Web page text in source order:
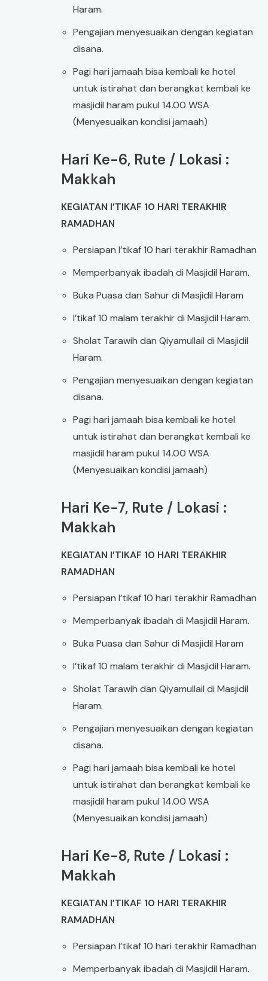
Haram.
Pengajian menyesuaikan dengan kegiatan
disana.
Pagi hari jamaah bisa kembali ke hotel
untuk istirahat dan berangkat kembali ke
masjidil haram pukul 14.00 WSA
(Menyesuaikan kondisi jamaah)
Hari Ke-6, Rute / Lokasi :
Makkah
KEGIATAN I’TIKAF 10 HARI TERAKHIR
RAMADHAN
Persiapan I’tikaf 10 hari terakhir Ramadhan
Memperbanyak ibadah di Masjidil Haram.
Buka Puasa dan Sahur di Masjidil Haram
I’tikaf 10 malam terakhir di Masjidil Haram.
Sholat Tarawih dan Qiyamullail di Masjidil
Haram.
Pengajian menyesuaikan dengan kegiatan
disana.
Pagi hari jamaah bisa kembali ke hotel
untuk istirahat dan berangkat kembali ke
masjidil haram pukul 14.00 WSA
(Menyesuaikan kondisi jamaah)
Hari Ke-7, Rute / Lokasi :
Makkah
KEGIATAN I’TIKAF 10 HARI TERAKHIR
RAMADHAN
Persiapan I’tikaf 10 hari terakhir Ramadhan
Memperbanyak ibadah di Masjidil Haram.
Buka Puasa dan Sahur di Masjidil Haram
I’tikaf 10 malam terakhir di Masjidil Haram.
Sholat Tarawih dan Qiyamullail di Masjidil
Haram.
Pengajian menyesuaikan dengan kegiatan
disana.
Pagi hari jamaah bisa kembali ke hotel
untuk istirahat dan berangkat kembali ke
masjidil haram pukul 14.00 WSA
(Menyesuaikan kondisi jamaah)
Hari Ke-8, Rute / Lokasi :
Makkah
KEGIATAN I’TIKAF 10 HARI TERAKHIR
RAMADHAN
Persiapan I’tikaf 10 hari terakhir Ramadhan
Memperbanyak ibadah di Masjidil Haram.